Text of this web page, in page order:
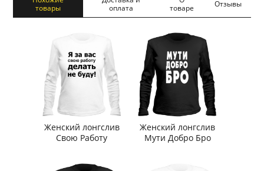
товары
оплата
товаре
Отзывы
Женский лонгслив
Свою Работу
Женский лонгслив
Мути Добро Бро